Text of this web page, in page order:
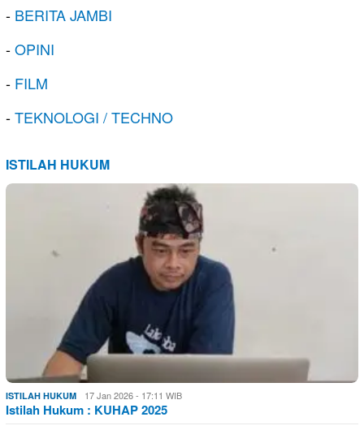
- BERITA JAMBI
-OPINI
- FILM
-TEKNOLOGI / TECHNO
ISTILAH HUKUM
ISTILAH HUKUM 17 Jan 2026 - 17:11 WIB
Istilah Hukum : KUHAP 2025